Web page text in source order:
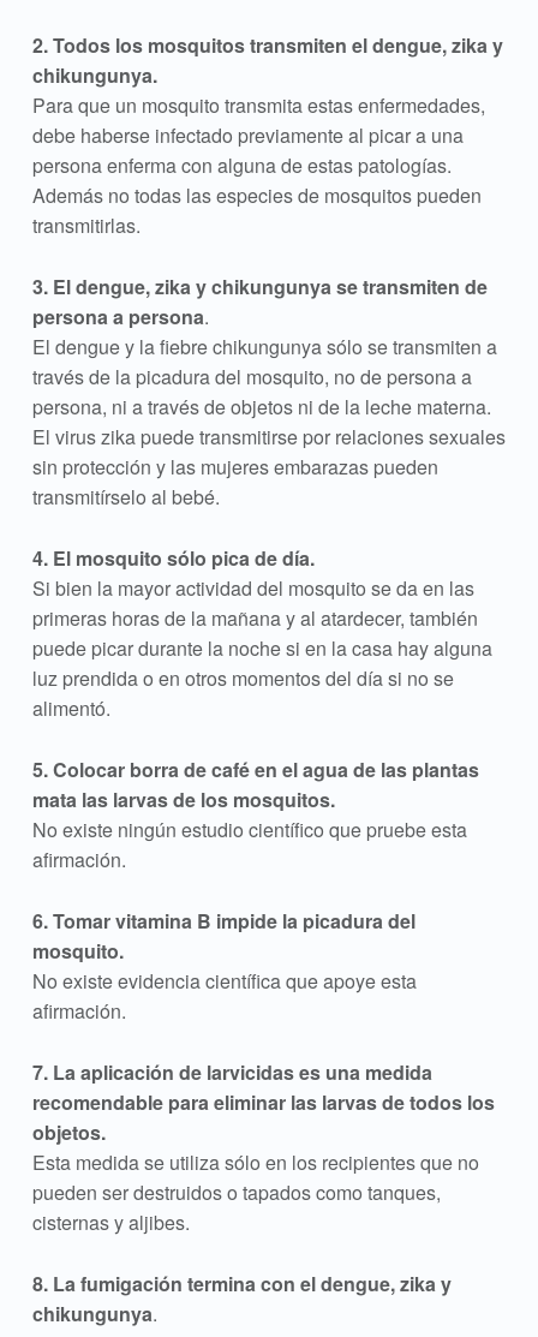
2. Todos los mosquitos transmiten el dengue, zika y
chikungunya.
Para que un mosquito transmita estas enfermedades,
debe haberse infectado previamente al picar a una
persona enferma con alguna de estas patologías.
Además no todas las especies de mosquitos pueden
transmitirlas.
3. El dengue, zika y chikungunya se transmiten de
persona a persona.
El dengue y la fiebre chikungunya sólo se transmiten a
través de la picadura del mosquito, no de persona a
persona, ni a través de objetos ni de la leche materna.
El virus zika puede transmitirse por relaciones sexuales
sin protección y las mujeres embarazas pueden
transmitírselo al bebé.
4. El mosquito sólo pica de día.
Si bien la mayor actividad del mosquito se da en las
primeras horas de la mañana y al atardecer, también
puede picar durante la noche si en la casa hay alguna
luz prendida o en otros momentos del día si no se
alimentó.
5. Colocar borra de café en el agua de las plantas
mata las larvas de los mosquitos.
No existe ningún estudio científico que pruebe esta
afirmación.
6. Tomar vitamina B impide la picadura del
mosquito.
No existe evidencia científica que apoye esta
afirmación.
7. La aplicación de larvicidas es una medida
recomendable para eliminar las larvas de todos los
objetos.
Esta medida se utiliza sólo en los recipientes que no
pueden ser destruidos o tapados como tanques,
cisternas y aljibes.
8. La fumigación termina con el dengue, zika y
chikungunya.